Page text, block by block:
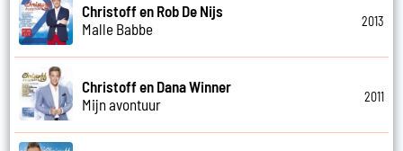
Christoff en Rob De Nijs
Malle Babbe
2013
Christoff en Dana Winner
Mijn avontuur
2011